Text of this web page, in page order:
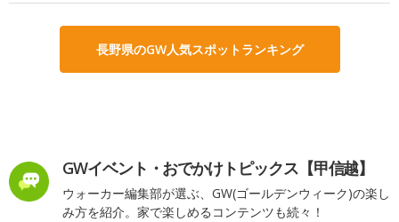
長野県のGW人気スポットランキング
GWイベント・おでかけトピックス【甲信越】
ウォーカー編集部が選ぶ、GW(ゴールデンウィーク)の楽し
み方を紹介。家で楽しめるコンテンツも続々！